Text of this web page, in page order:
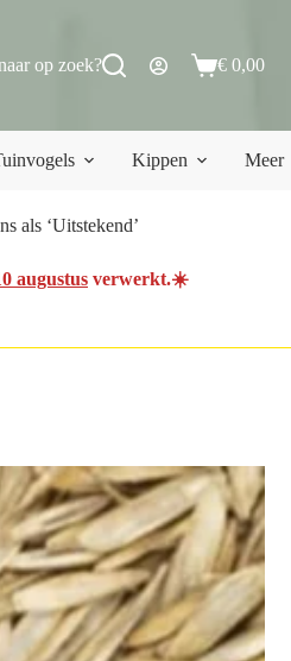
op zoek? Winkelwagen
€ 0,00
Kippen Meer
als ‘Uitstekend’
augustus verwerkt.☀️